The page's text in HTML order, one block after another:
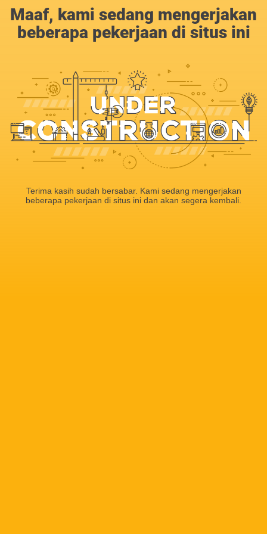
Maaf, kami sedang mengerjakan
beberapa pekerjaan di situs ini
Terima kasih sudah bersabar. Kami sedang mengerjakan
beberapa pekerjaan di situs ini dan akan segera kembali.